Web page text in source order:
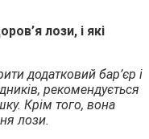
лози, і які
додатковий бар’єр і
рекомендується
Крім того, вона
лози.